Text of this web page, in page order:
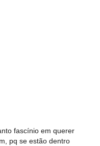
fascínio em querer
pq se estão dentro